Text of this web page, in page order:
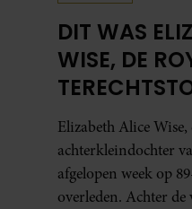
DIT WAS
WISE, DE
DOOD VAN
Elizabeth Alice Wise,
achterkleindochter
afgelopen week op
overleden. Achter